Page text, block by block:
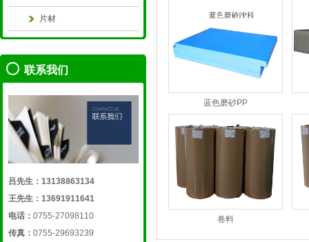
片材
联系我们
吕先生：13138863134
王先生：13691911641
电话： 0755-27098110
传真： 0755-29693239
蓝色磨砂PP
卷料